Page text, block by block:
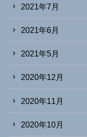
2021年7月
2021年6月
2021年5月
2020年12月
2020年11月
2020年10月